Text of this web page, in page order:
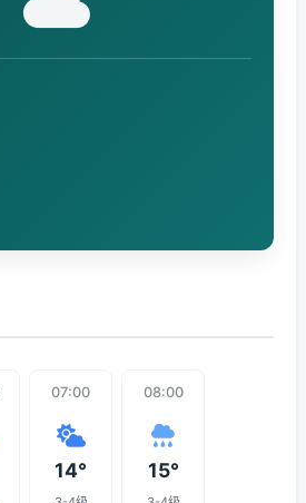
07:00
14°
08:00
15°